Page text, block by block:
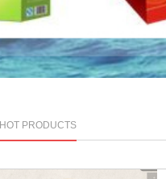
HOT PRODUCTS